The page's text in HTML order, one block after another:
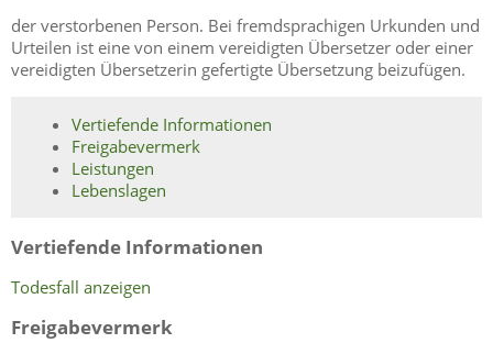
der verstorbenen Person. Bei fremdsprachigen Urkunden und
Urteilen ist eine von einem vereidigten Übersetzer oder einer
vereidigten Übersetzerin gefertigte Übersetzung beizufügen.
Vertiefende Informationen
Freigabevermerk
Leistungen
Lebenslagen
Vertiefende Informationen
Todesfall anzeigen
Freigabevermerk